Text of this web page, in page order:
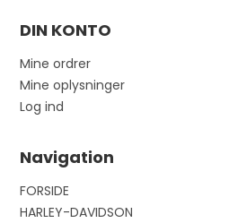
DIN KONTO
Mine ordrer
Mine oplysninger
Log ind
Navigation
FORSIDE
HARLEY-DAVIDSON